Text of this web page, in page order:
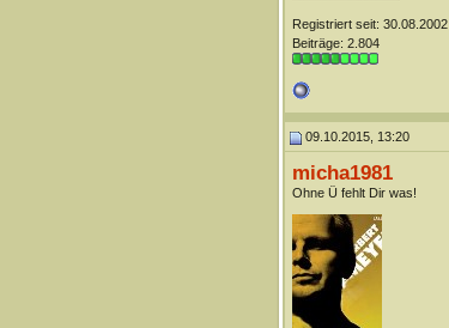
Registriert seit: 30.08.2002
Beiträge: 2.804
09.10.2015, 13:20
micha1981
Ohne Ü fehlt Dir was!